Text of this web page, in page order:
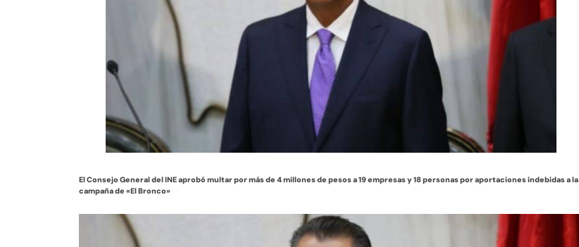
El Consejo General del INE aprobó multar por más de 4 millones de pesos a 19 empresas y 18 personas por aportaciones indebidas a la
campaña de «El Bronco»